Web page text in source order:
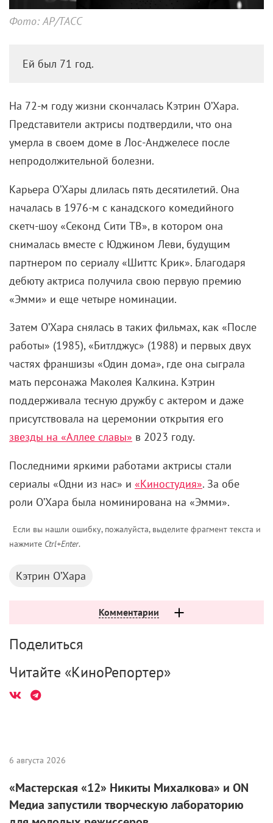
Фото: AP/ТАСС
Ей был 71 год.
На 72-м году жизни скончалась Кэтрин О’Хара.
Представители актрисы подтвердили, что она
умерла в своем доме в Лос-Анджелесе после
непродолжительной болезни.
Карьера О’Хары длилась пять десятилетий. Она
началась в 1976-м с канадского комедийного
скетч-шоу «Секонд Сити ТВ», в котором она
снималась вместе с Юджином Леви, будущим
партнером по сериалу «Шиттс Крик». Благодаря
дебюту актриса получила свою первую премию
«Эмми» и еще четыре номинации.
Затем О’Хара снялась в таких фильмах, как «После
работы» (1985), «Битлджус» (1988) и первых двух
частях франшизы «Один дома», где она сыграла
мать персонажа Маколея Калкина. Кэтрин
поддерживала тесную дружбу с актером и даже
присутствовала на церемонии открытия его
звезды на «Аллее славы» в 2023 году.
Последними яркими работами актрисы стали
сериалы «Одни из нас» и «Киностудия». За обе
роли О’Хара была номинирована на «Эмми».
Если вы нашли ошибку, пожалуйста, выделите фрагмент текста и
нажмите Ctrl+Enter.
Кэтрин О’Хара
Комментарии
Поделиться
Читайте «КиноРепортер»
6 августа 2026
«Мастерская «12» Никиты Михалкова» и ON
Медиа запустили творческую лабораторию